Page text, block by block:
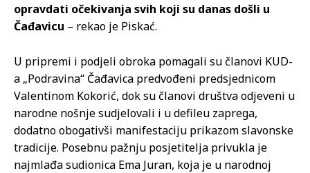
opravdati očekivanja svih koji su danas došli u
Čađavicu – rekao je Piskać.
U pripremi i podjeli obroka pomagali su članovi KUD-
a „Podravina“ Čađavica predvođeni predsjednicom
Valentinom Kokorić, dok su članovi društva odjeveni u
narodne nošnje sudjelovali i u defileu zaprega,
dodatno obogativši manifestaciju prikazom slavonske
tradicije. Posebnu pažnju posjetitelja privukla je
najmlađa sudionica Ema Juran, koja je u narodnoj